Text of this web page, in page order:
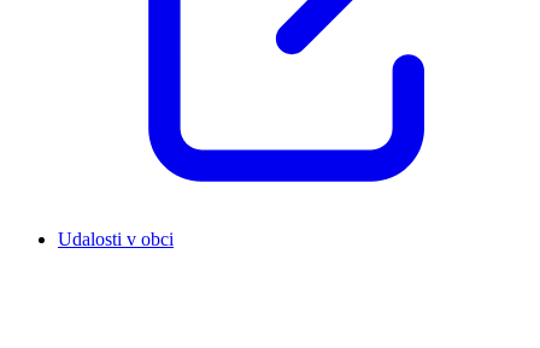
Udalosti v obci